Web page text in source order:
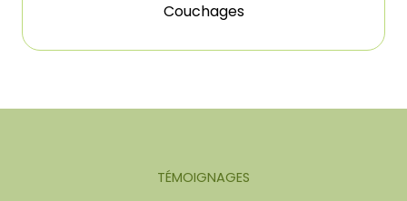
Couchages
TÉMOIGNAGES